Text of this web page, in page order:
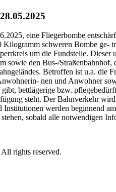
eine Fliegerbombe
schweren Bombe ge-
um die Fundstelle.
sowie den Bus-/
Betroffen ist u.a.
nen und Anwohner
bettlägerige bzw.
steht. Der Bahnverkehr
werden beginnend
sobald alle notwendigen
rights reserved.